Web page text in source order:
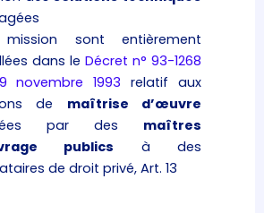
sont entièrement
dans le Décret n° 93-1268
novembre 1993 relatif aux
de maîtrise d’œuvre
par des maîtres
publics à des
de droit privé, Art. 13